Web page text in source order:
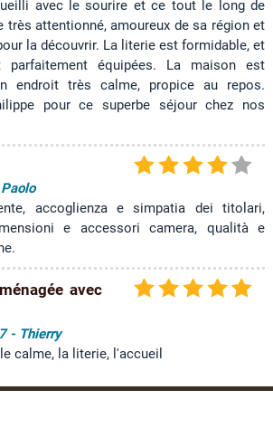
avec le sourire et ce tout le long de
très attentionné, amoureux de sa région et
la découvrir. La literie est formidable, et
parfaitement équipées. La maison est
endroit très calme, propice au repos.
pour ce superbe séjour chez nos
accoglienza e simpatia dei titolari,
e accessori camera, qualità e
avec
- Thierry
calme, la literie, l'accueil